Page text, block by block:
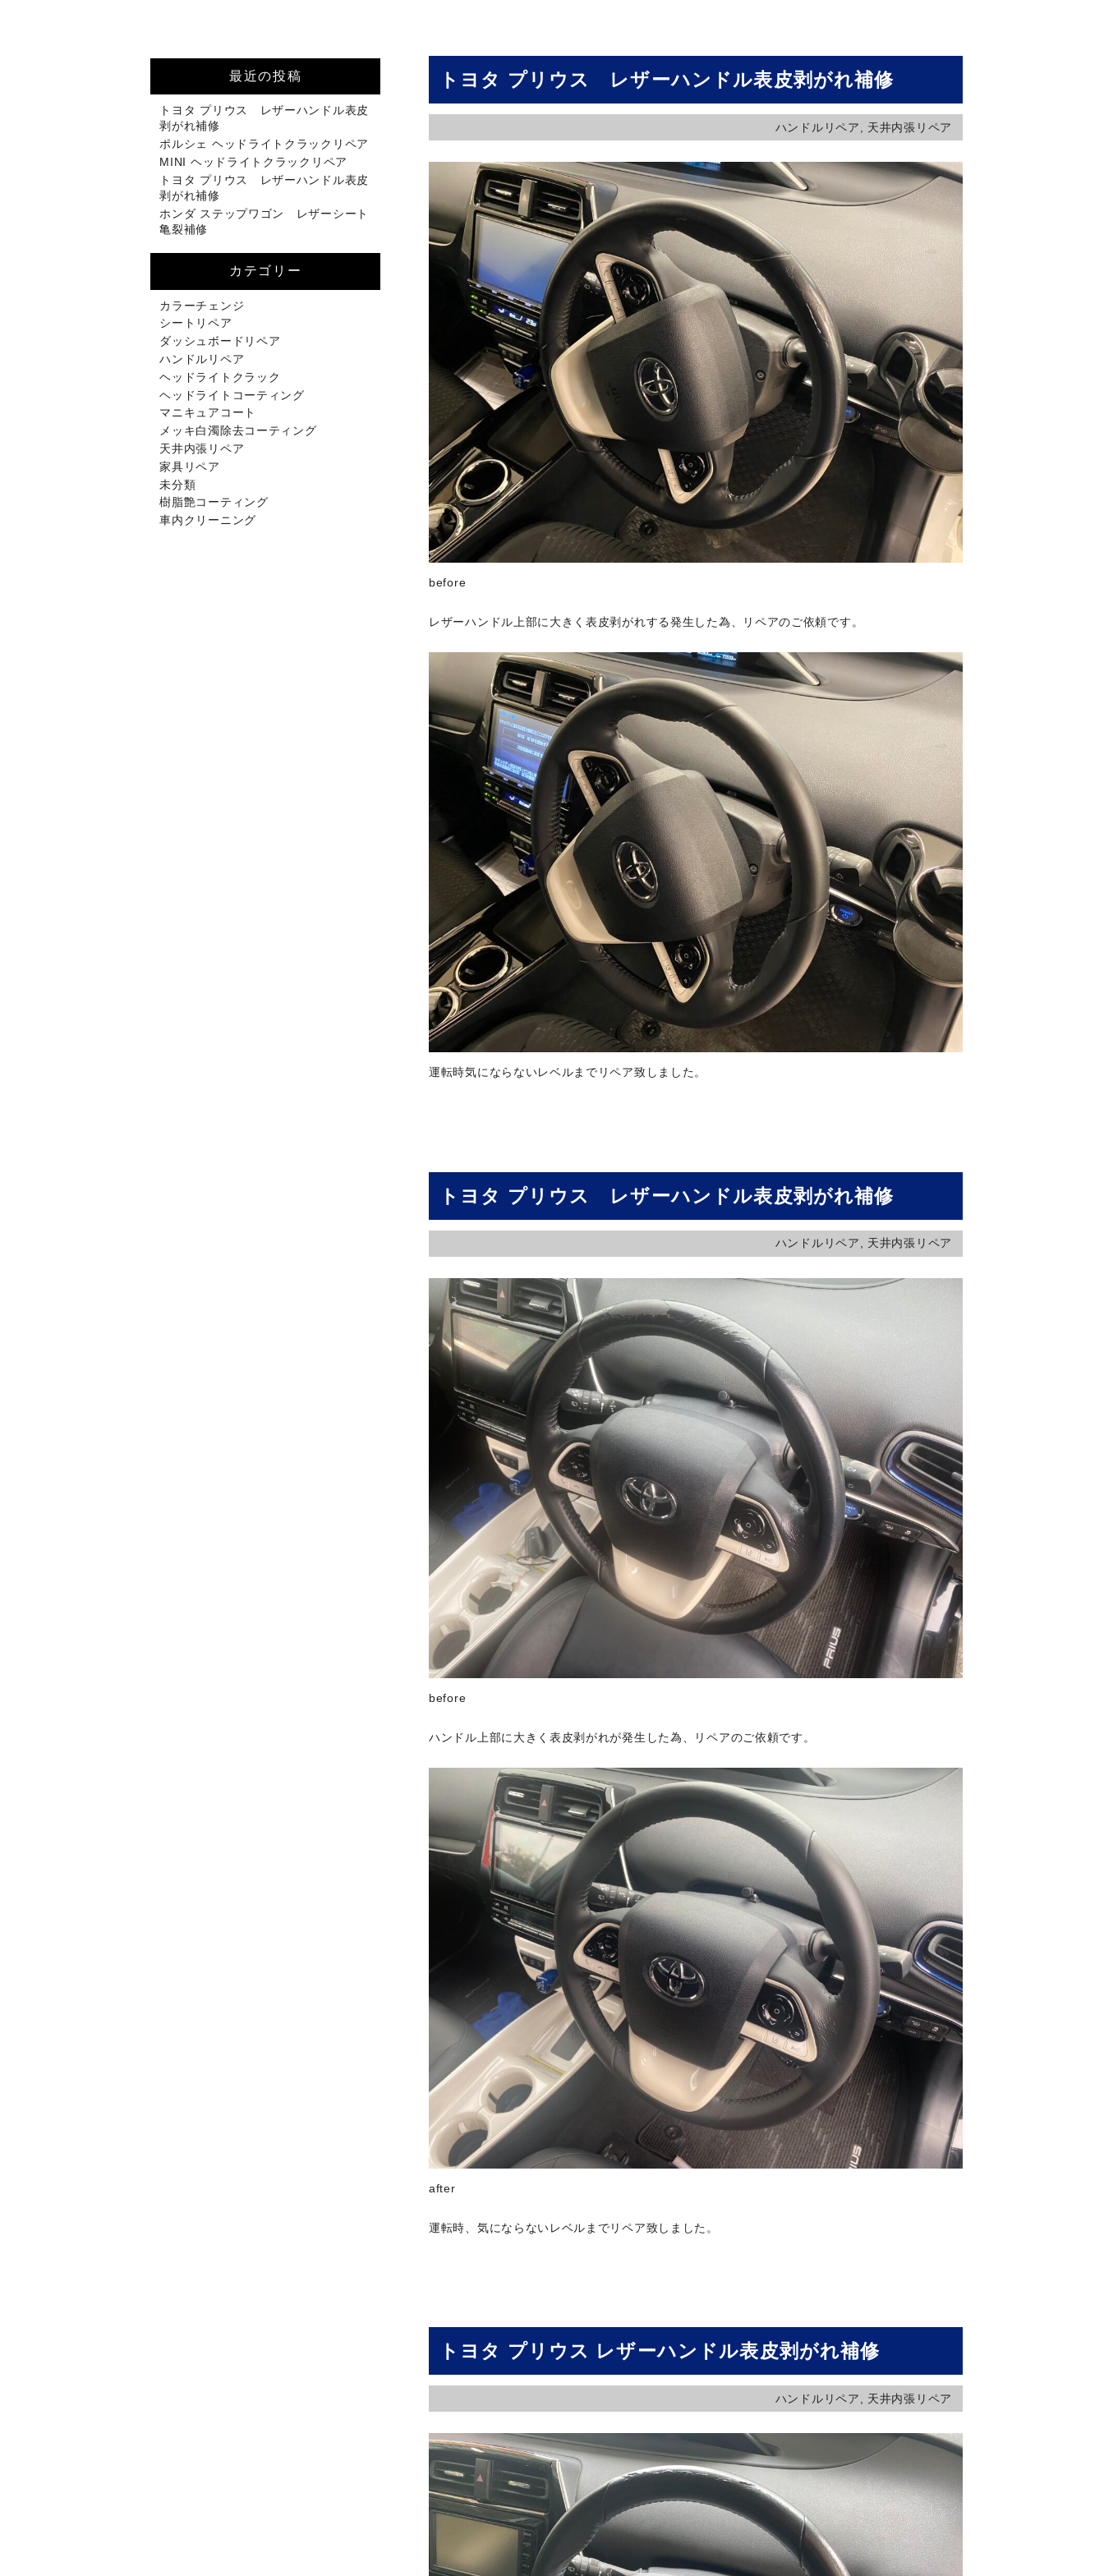
トヨタ プリウス レザーハンドル表皮剥がれ補修
ハンドルリペア 天井内張リペア
before
レザーハンドル上部に大きく表皮剥がれする発生した為、リペアのご依頼です。
運転時気にならないレベルまでリペア致しました。
トヨタ プリウス レザーハンドル表皮剥がれ補修
ハンドルリペア, 天井内張リペア
before
ハンドル上部に大きく表皮剥がれが発生した為、リペアのご依頼です。
after
運転時、気にならないレベルまでリペア致しました。
トヨタ プリウス レザーハンドル表皮剥がれ補修
ハンドルリペア 天井内張リペア
最近の投稿
トヨタ プリウス レザーハンドル表皮
剥がれ補修
ポルシェ ヘッドライトクラックリペア
MINI ヘッドライトクラックリペア
トヨタ プリウス レザーハンドル表皮
剥がれ補修
ホンダ ステップワゴン レザーシート
亀裂補修
カテゴリー
カラーチェンジ
シートリペア
ダッシュボードリペア
ハンドルリペア
ヘッドライトクラック
ヘッドライトコーティング
マニキュアコート
メッキ白濁除去コーティング
天井内張リペア
家具リペア
未分類
樹脂艶コーティング
車内クリーニング